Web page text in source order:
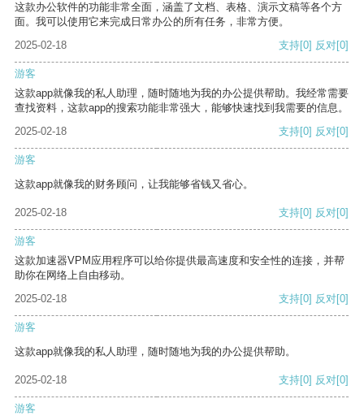
这款办公软件的功能非常全面，涵盖了文档、表格、演示文稿等各个方
面。我可以使用它来完成日常办公的所有任务，非常方便。
2025-02-18
支持[0] 反对[0]
游客
这款app就像我的私人助理，随时随地为我的办公提供帮助。我经常需要
查找资料，这款app的搜索功能非常强大，能够快速找到我需要的信息。
2025-02-18
支持[0] 反对[0]
游客
这款app就像我的财务顾问，让我能够省钱又省心。
2025-02-18 支持[0] 反对[0]
游客
这款加速器VPM应用程序可以给你提供最高速度和安全性的连接，并帮
助你在网络上自由移动。
2025-02-18
支持[0] 反对[0]
游客
这款app就像我的私人助理，随时随地为我的办公提供帮助。
2025-02-18 支持[0] 反对[0]
游客